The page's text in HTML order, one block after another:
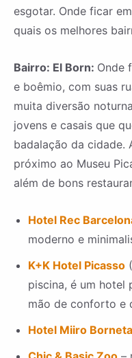
esgotar. Onde ficar
quais os melhores
Bairro: El Born: Onde
e boêmio, com suas
muita diversão
jovens e casais que
badalação da cidade.
próximo ao Museu
além de bons
Hotel Rec
moderno e
K+K Hotel Picasso
piscina, é um hotel
mão de conforto e
Hotel Miiro Borneta